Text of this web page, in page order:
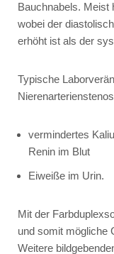
Bauchnabels. Meist
wobei der
erhöht ist als der
Typische
vermindertes
Renin im Blut
Eiweiße im Urin.
Mit der
und somit mögliche
Weitere